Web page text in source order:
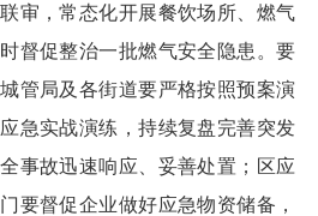
审，常态化开展餐饮场所、燃气
督促整治一批燃气安全隐患。要
管局及各街道要严格按照预案演
急实战演练，持续复盘完善突发
事故迅速响应、妥善处置；区应
要督促企业做好应急物资储备，